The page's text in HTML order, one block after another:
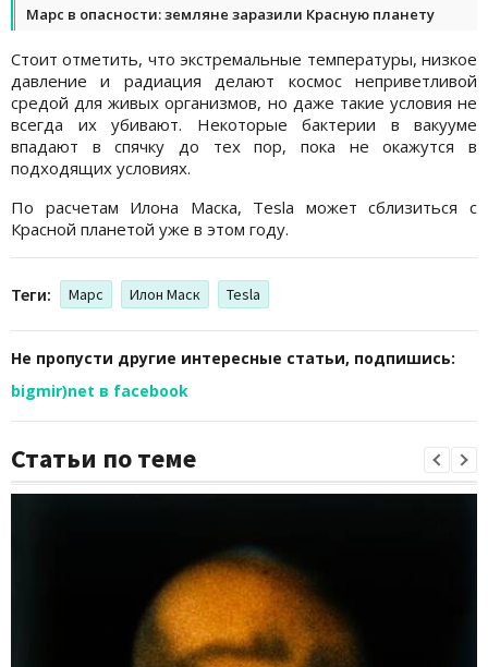
Марс в опасности: земляне заразили Красную планету
Стоит отметить, что экстремальные температуры, низкое
давление и радиация делают космос неприветливой
средой для живых организмов, но даже такие условия не
всегда их убивают. Некоторые бактерии в вакууме
впадают в спячку до тех пор, пока не окажутся в
подходящих условиях.
По расчетам Илона Маска, Tesla может сблизиться с
Красной планетой уже в этом году.
Теги: Марс Илон Маск Tesla
Не пропусти другие интересные статьи, подпишись:
bigmir)net в facebook
Статьи по теме